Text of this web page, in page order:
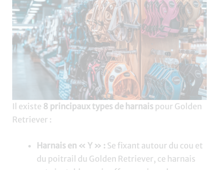
Il existe 8 principaux types de harnais pour Golden
Retriever :
Harnais en « Y » : Se fixant autour du cou et
du poitrail du Golden Retriever, ce harnais